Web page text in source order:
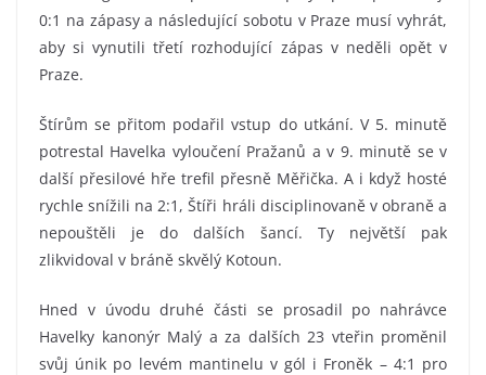
0:1 na zápasy a následující sobotu v Praze musí vyhrát,
aby si vynutili třetí rozhodující zápas v neděli opět v
Praze.
Štírům se přitom podařil vstup do utkání. V 5. minutě
potrestal Havelka vyloučení Pražanů a v 9. minutě se v
další přesilové hře trefil přesně Měřička. A i když hosté
rychle snížili na 2:1, Štíři hráli disciplinovaně v obraně a
nepouštěli je do dalších šancí. Ty největší pak
zlikvidoval v bráně skvělý Kotoun.
Hned v úvodu druhé části se prosadil po nahrávce
Havelky kanonýr Malý a za dalších 23 vteřin proměnil
svůj únik po levém mantinelu v gól i Froněk – 4:1 pro